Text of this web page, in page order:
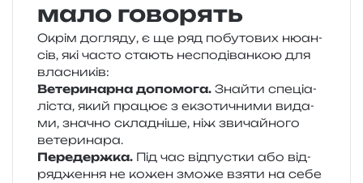
мало говорять
Окрім догля­ду, є ще ряд побу­то­вих нюан­
сів, які часто ста­ють неспо­ді­ван­кою для
власників:
Ветеринарна допо­мо­га. Знайти спе­ці­а­
лі­ста, який пра­цює з екзо­ти­чни­ми вида­
ми, зна­чно скла­дні­ше, ніж зви­чай­но­го
ветеринара.
Передержка. Під час від­пус­тки або від­
ря­дже­н­ня не кожен зможе взяти на себе